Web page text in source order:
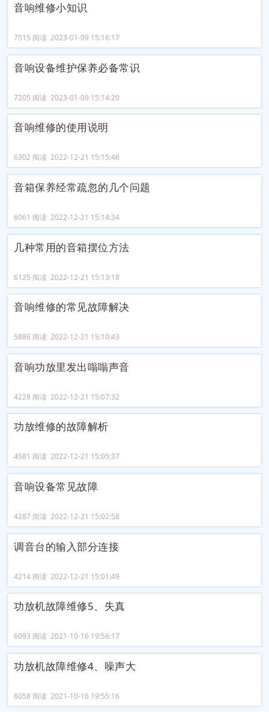
音响维修小知识
7515 阅读 2023-01-09 15:16:17
音响设备维护保养必备常识
7205 阅读 2023-01-09 15:14:20
音响维修的使用说明
6302 阅读 2022-12-21 15:15:46
音箱保养经常疏忽的几个问题
6061 阅读 2022-12-21 15:14:34
几种常用的音箱摆位方法
6125 阅读 2022-12-21 15:13:18
音响维修的常见故障解决
5886 阅读 2022-12-21 15:10:43
音响功放里发出嗡嗡声音
4228 阅读 2022-12-21 15:07:32
功放维修的故障解析
4581 阅读 2022-12-21 15:05:37
音响设备常见故障
4287 阅读 2022-12-21 15:02:58
调音台的输入部分连接
4214 阅读 2022-12-21 15:01:49
功放机故障维修5、失真
6093 阅读 2021-10-16 19:56:17
功放机故障维修4、噪声大
6058 阅读 2021-10-16 19:55:16